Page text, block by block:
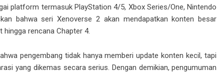
platform termasuk PlayStation 4/5, Xbox Series/One, Nintendo
bahwa seri Xenoverse 2 akan mendapatkan konten besar
hingga rencana Chapter 4.
pengembang tidak hanya memberi update konten kecil, tapi
yang dikemas secara serius. Dengan demikian, pengumuman